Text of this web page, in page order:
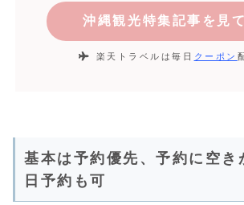
沖縄観光特集記事を見
楽天トラベルは毎日 クーポン
基本は予約優先、予約に空き
日予約も可